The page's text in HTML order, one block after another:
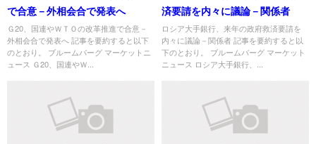
で合意－外相会合で発表へ
Ｇ20、国連やＷＴＯの改革推進で合意－
外相会合で発表へ 記事を要約すると以下
のとおり。 ブルームバーグ マーケットニ
ュース Ｇ20、国連やＷ...
済要請を内々に議論－関係者
ロシア大手銀行、来年の政府救済要請を
内々に議論－関係者 記事を要約すると以
下のとおり。 ブルームバーグ マーケット
ニュース ロシア大手銀行、...